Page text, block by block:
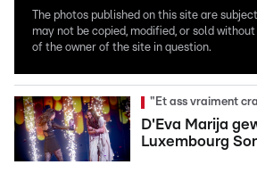
The photos published on this site are
may not be copied, modified, or sold
of the owner of the site in question.
"Et ass vraiment
D'Eva Marija
Luxembourg